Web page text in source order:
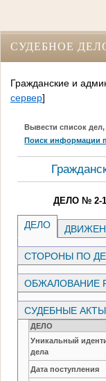
СУДЕБНОЕ
Гражданские и
сервер]
Вывести список
Поиск информации
ДЕЛО № 2-
ДЕЛО
СТОРОНЫ ПО
ОБЖАЛОВАНИЕ
СУДЕБНЫЕ АКТЫ
ДЕЛО
Уникальный
дела
Дата поступления